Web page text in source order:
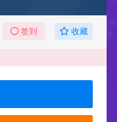
签到 收藏